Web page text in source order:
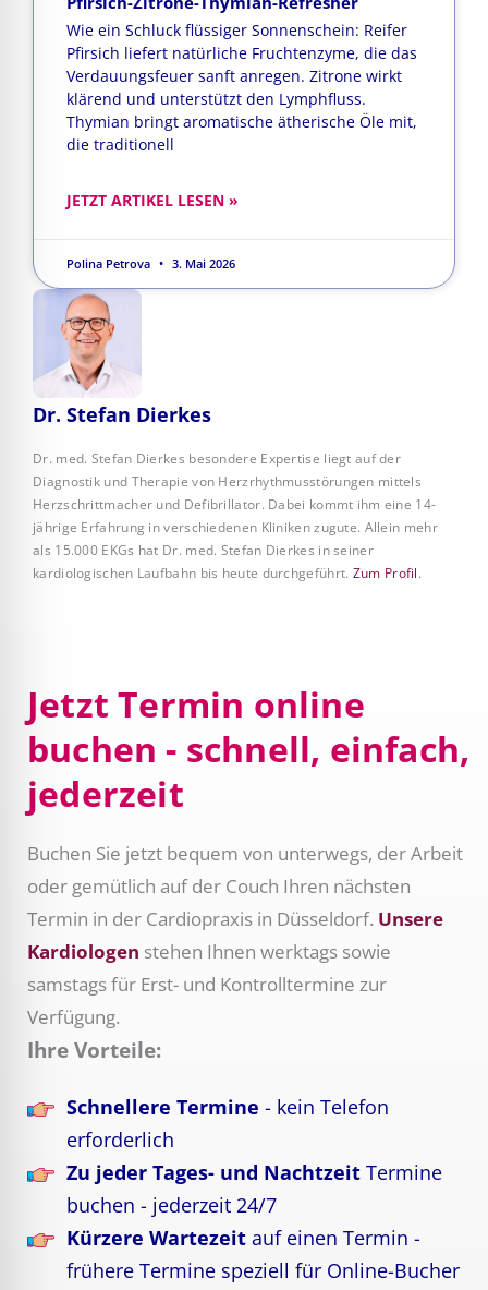
Dr. Stefan Dierkes
Dr. med. Stefan Dierkes besondere Expertise liegt auf der
Diagnostik und Therapie von Herzrhythmusstörungen mittels
Herzschrittmacher und Defibrillator. Dabei kommt ihm eine 14-
jährige Erfahrung in verschiedenen Kliniken zugute. Allein mehr
als 15.000 EKGs hat Dr. med. Stefan Dierkes in seiner
kardiologischen Laufbahn bis heute durchgeführt. Zum Profil.
Wie ein Schluck flüssiger Sonnenschein: Reifer
Pfirsich liefert natürliche Fruchtenzyme, die das
Verdauungsfeuer sanft anregen. Zitrone wirkt
klärend und unterstützt den Lymphfluss.
Thymian bringt aromatische ätherische Öle mit,
die traditionell
JETZT ARTIKEL LESEN »
Polina Petrova 3. Mai 2026
Jetzt Termin online
buchen - schnell, einfach,
jederzeit
Buchen Sie jetzt bequem von unterwegs, der Arbeit
oder gemütlich auf der Couch Ihren nächsten
Termin in der Cardiopraxis in Düsseldorf. Unsere
Kardiologen stehen Ihnen werktags sowie
samstags für Erst- und Kontrolltermine zur
Verfügung.
Ihre Vorteile:
Schnellere Termine- kein Telefon
erforderlich
Zu jeder Tages- und Nachtzeit Termine
buchen - jederzeit 24/7
Kürzere Wartezeit auf einen Termin -
frühere Termine speziell für Online-Bucher